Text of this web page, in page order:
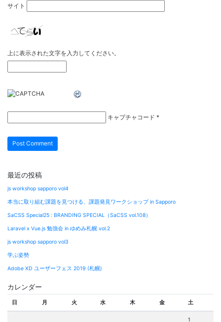
サイト
上に表示された文字を入力してください。
キャプチャコード *
最近の投稿
js workshop sapporo vol4
本当に取り組む課題を見つける、課題発見ワークショップ in Sapporo
SaCSS Special25 : BRANDING SPECIAL（SaCSS vol.108）
Laravel x Vue.js 勉強会 in ゆめみ札幌 vol.2
js workshop sapporo vol3
学ぶ姿勢
Adobe XD ユーザーフェス 2019 (札幌)
カレンダー
日 月 火 水 木 金 土
1